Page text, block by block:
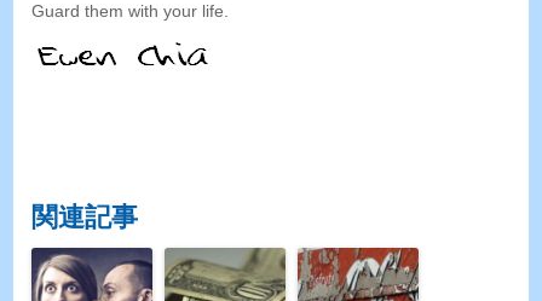
Guard them with your life.
関連記事